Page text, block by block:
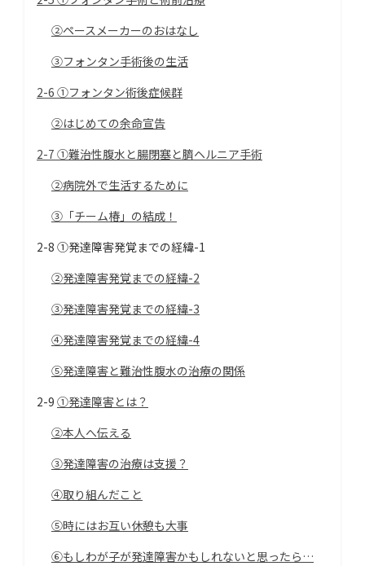
②ペースメーカーのおはなし
③フォンタン手術後の生活
2-6 ①フォンタン術後症候群
②はじめての余命宣告
2-7 ①難治性腹水と腸閉塞と臍ヘルニア手術
②病院外で生活するために
③「チーム椿」の結成！
2-8 ①発達障害発覚までの経緯-1
②発達障害発覚までの経緯-2
③発達障害発覚までの経緯-3
④発達障害発覚までの経緯-4
⑤発達障害と難治性腹水の治療の関係
2-9 ①発達障害とは？
②本人へ伝える
③発達障害の治療は支援？
④取り組んだこと
⑤時にはお互い休憩も大事
⑥もしわが子が発達障害かもしれないと思ったら…